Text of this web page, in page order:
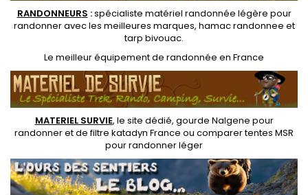
RANDONNEURS :spécialiste matériel randonnée légère pour
randonner avec les meilleures marques, hamac randonnee et
tarp bivouac.
Le meilleur équipement de randonnée en France
MATERIEL SURVIE, le site dédié, gourde Nalgene pour
randonneret defiltre katadyn France ou comparer tentes MSR
pour randonner léger